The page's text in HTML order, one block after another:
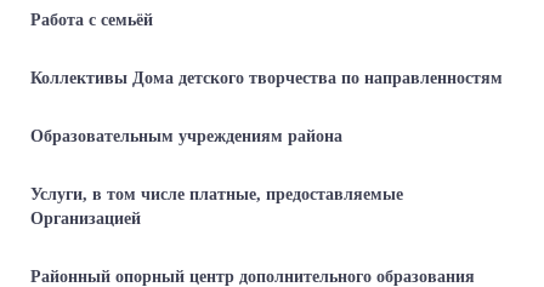
Работа с семьёй
Коллективы Дома детского творчества по направленностям
Образовательным учреждениям района
Услуги, в том числе платные, предоставляемые
Организацией
Районный опорный центр дополнительного образования